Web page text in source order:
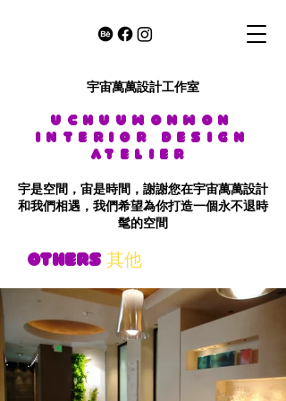
宇宙萬萬設計工作室
uchuuwonwon
interior design
atelier
宇是空間，宙是時間，謝謝您在宇宙萬萬設計
和我們相遇，我們希望為你打造一個永不退時
髦的空間
OTHERS 其他